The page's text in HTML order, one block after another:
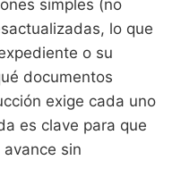
simples (no
lo que
o su
documentos
exige cada uno
es clave para que
sin